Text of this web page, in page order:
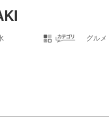
グルメ